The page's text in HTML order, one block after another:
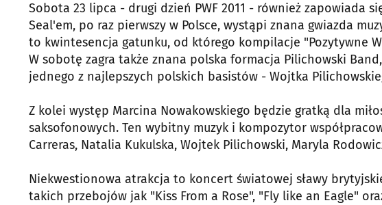
Sobota 23 lipca - drugi dzień PWF 2011 - również zapowiada
Seal'em, po raz pierwszy w Polsce, wystąpi znana gwiazda
to kwintesencja gatunku, od którego kompilacje "Pozytywne
W sobotę zagra także znana polska formacja Pilichowski
jednego z najlepszych polskich basistów - Wojtka
Z kolei występ Marcina Nowakowskiego będzie gratką dla
saksofonowych. Ten wybitny muzyk i kompozytor
Carreras, Natalia Kukulska, Wojtek Pilichowski, Maryla
Niekwestionowa atrakcja to koncert światowej sławy
takich przebojów jak "Kiss From a Rose", "Fly like an Eagle"